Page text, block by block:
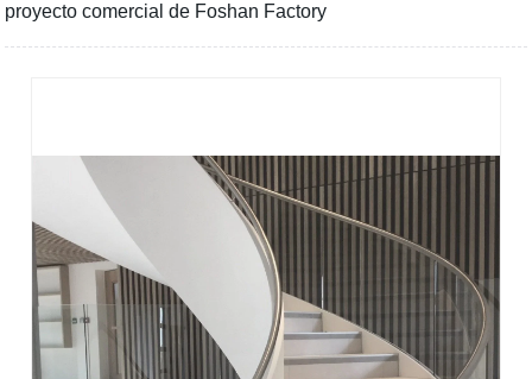
proyecto comercial de Foshan Factory